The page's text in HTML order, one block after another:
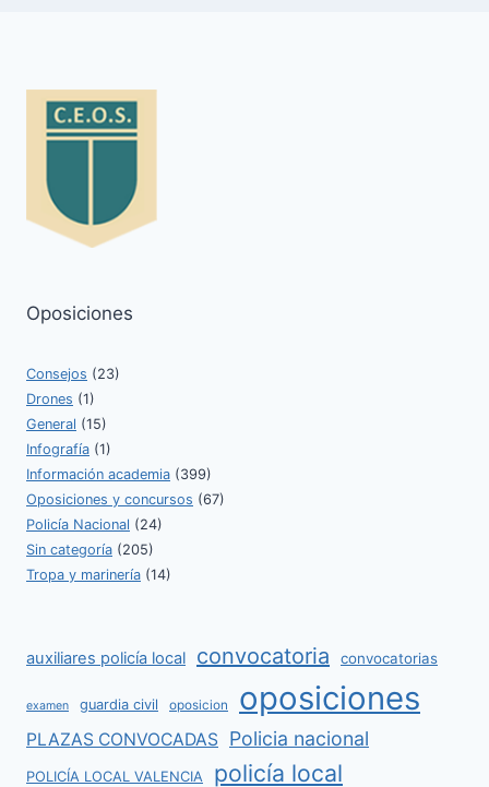
Oposiciones
Consejos (23)
Drones (1)
General (15)
Infografía (1)
Información academia (399)
Oposiciones y concursos (67)
Policía Nacional (24)
Sin categoría (205)
Tropa y marinería (14)
auxiliares policía local convocatoria convocatorias
examen guardia civil oposicion oposiciones
PLAZAS CONVOCADAS Policia nacional
POLICÍA LOCAL VALENCIA policía local